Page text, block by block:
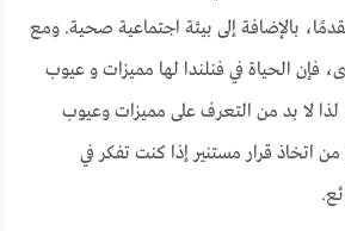
بالإضافة إلى بيئة اجتماعية صحية. ومع
فإن الحياة في فنلندا لها مميزات و عيوب
لذا لا بد من التعرف على مميزات وعيوب
من اتخاذ قرار مستنير إذا كنت تفكر في